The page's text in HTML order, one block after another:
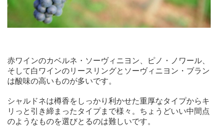
赤ワインのカベルネ・ソーヴィニヨン、ピノ・ノワール、
そして白ワインのリースリングとソーヴィニヨン・ブラン
は酸味の高いものが多いです。
シャルドネは樽香をしっかり利かせた重厚なタイプからキ
リっと引き締まったタイプまで様々。ちょうどいい中間点
のようなものを選びとるのは難しいです。